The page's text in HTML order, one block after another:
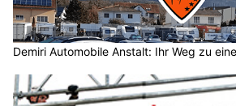
Demiri Automobile Anstalt: Ihr Weg zu